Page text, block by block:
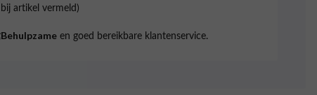
bij artikel vermeld)
Behulpzame en goed bereikbare klantenservice.